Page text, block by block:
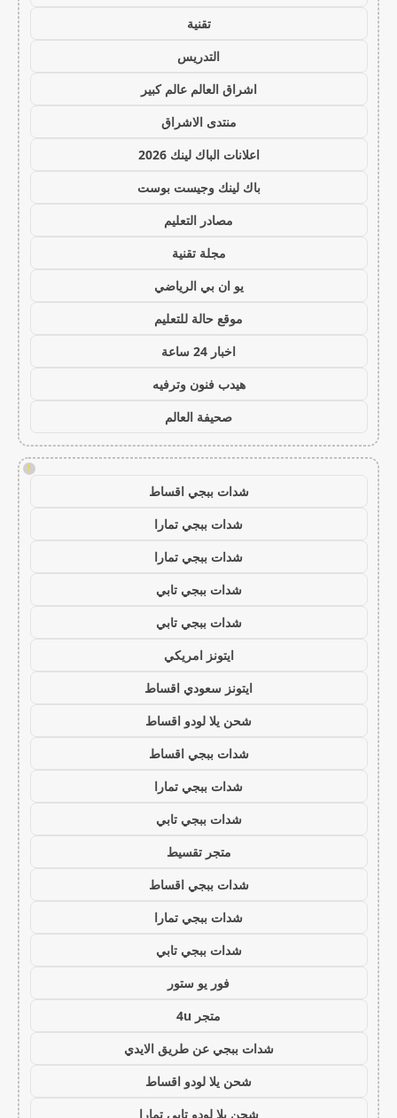
تقنية
التدريس
اشراق العالم عالم كبير
منتدى الاشراق
اعلانات الباك لينك 2026
باك لينك وجيست بوست
مصادر التعليم
مجلة تقنية
يو ان بي الرياضي
موقع حالة للتعليم
اخبار 24 ساعة
هيدب فنون وترفيه
صحيفة العالم
!
شدات ببجي اقساط
شدات ببجي تمارا
شدات ببجي تمارا
شدات ببجي تابي
شدات ببجي تابي
ايتونز امريكي
ايتونز سعودي اقساط
شحن يلا لودو اقساط
شدات ببجي اقساط
شدات ببجي تمارا
شدات ببجي تابي
متجر تقسيط
شدات ببجي اقساط
شدات ببجي تمارا
شدات ببجي تابي
فور يو ستور
متجر 4u
شدات ببجي عن طريق الايدي
شحن يلا لودو اقساط
شحن يلا لودو تابي تمارا